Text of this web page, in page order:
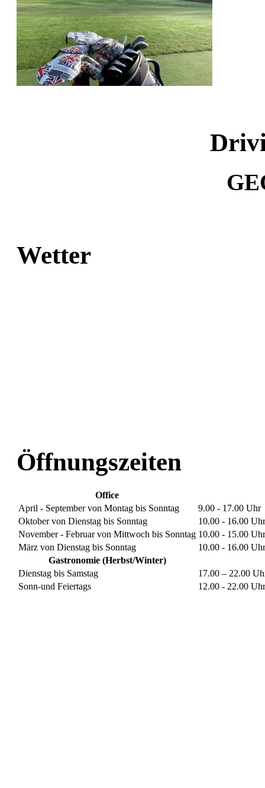
Wetter
Öffnungszeiten
Office
April - September von Montag bis Sonntag
9.00 - 17.00 Uhr
Oktober von Dienstag bis Sonntag
10.00 - 16.00 Uhr
November - Februar von Mittwoch bis Sonntag 10.00 - 15.00 Uhr
März von Dienstag bis Sonntag
10.00 - 16.00 Uhr
Gastronomie (Herbst/Winter)
Dienstag bis Samstag
17.00 – 22.00
Sonn-und Feiertags
12.00 - 22.00 Uhr